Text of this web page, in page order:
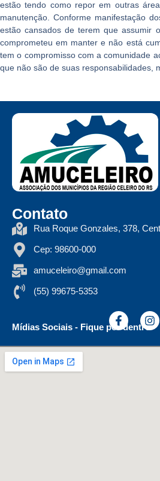
estão tendo como repor em outras
manutenção. Conforme manifestação
estão cansados de terem que assumir
comprometeu em manter e não está
tem o compromisso com a comunidade
que não são de suas responsabilidades,
Contato
Rua Roque Gonzales, 378,
Cep: 98600-000
amuceleiro@gmail.com
(55) 99675-5353
Mídias Sociais - Fique por dentro